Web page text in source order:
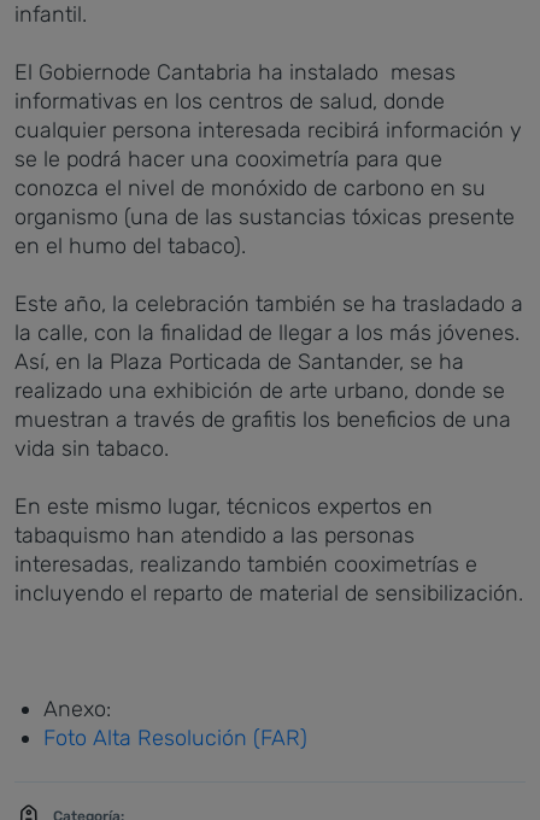
infantil.
El Gobiernode Cantabria ha instalado mesas
informativas en los centros de salud, donde
cualquier persona interesada recibirá información y
se le podrá hacer una cooximetría para que
conozca el nivel de monóxido de carbono en su
organismo (una de las sustancias tóxicas presente
en el humo del tabaco).
Este año, la celebración también se ha trasladado a
la calle, con la finalidad de llegar a los más jóvenes.
Así, en la Plaza Porticada de Santander, se ha
realizado una exhibición de arte urbano, donde se
muestran a través de grafitis los beneficios de una
vida sin tabaco.
En este mismo lugar, técnicos expertos en
tabaquismo han atendido a las personas
interesadas, realizando también cooximetrías e
incluyendo el reparto de material de sensibilización.
Anexo:
Foto Alta Resolución (FAR)
Categoría: